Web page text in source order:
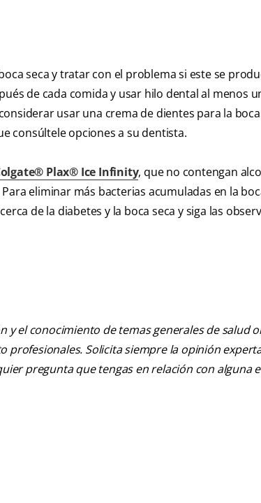
seca y tratar con el problema si este se
de cada comida y usar hilo dental al menos
usar una crema de dientes para la boca
consúltele opciones a su dentista.
Plax® Ice Infinity, que no contengan
eliminar más bacterias acumuladas en la
de la diabetes y la boca seca y siga las
el conocimiento de temas generales de salud
Solicita siempre la opinión
pregunta que tengas en relación con alguna